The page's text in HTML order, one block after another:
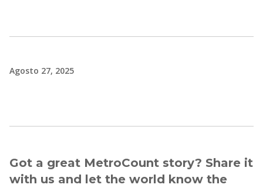
Agosto 27, 2025
Got a great MetroCount story? Share it
with us and let the world know the